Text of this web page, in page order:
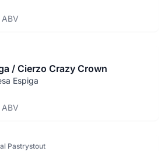
/ Cierzo Crazy Crown
Espiga
Pastrystout